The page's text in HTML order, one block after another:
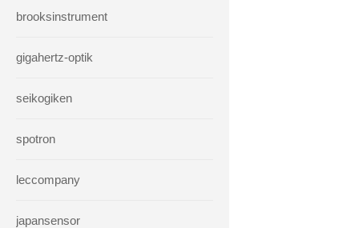
brooksinstrument
gigahertz-optik
seikogiken
spotron
leccompany
japansensor